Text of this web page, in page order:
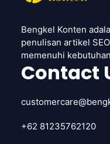
Bengkel Konten
penulisan artikel
memenuhi
Contact
+62 81235762120